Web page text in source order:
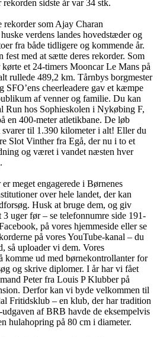
sidste år var 34 stk.
som Ajay Charan
verdens landes hovedstæder og
fra både tidligere og kommende år.
fest med at sætte deres rekorder. Som
et 24-timers Mooncar Le Mans på
rullede 489,2 km. Tårnbys borgmester
SFO’ens cheerleadere gav et kæmpe
af venner og familie. Du kan
Run hos Sophieskolen i Nykøbing F,
en 400-meter atletikbane. De løb
til 1.390 kilometer i alt! Eller du
Slot Vinther fra Egå, der nu i to et
og været i vandet næsten hver
meget engagerede i Børnenes
over hele landet, der kan
Husk at bruge dem, og giv
3 uger før – se telefonnumre side 191-
på vores hjemmeside eller se
på vores YouTube-kanal – du
så uploader vi dem. Vores
komme ud med børnekontrollanter for
og skrive diplomer. I år har vi fået
Peter fra Louis P Klubber på
Derfor kan vi byde velkommen til
Fritidsklub – en klub, der har tradition
af BRB havde de eksempelvis
hulahopring på 80 cm i diameter.